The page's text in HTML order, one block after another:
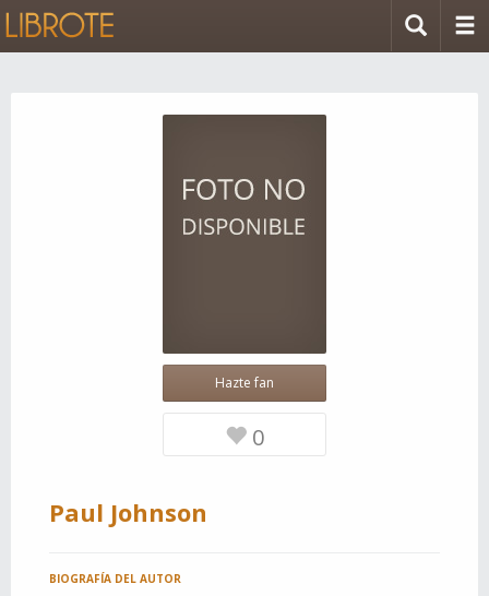
Hazte fan
0
Paul Johnson
BIOGRAFÍA DEL AUTOR